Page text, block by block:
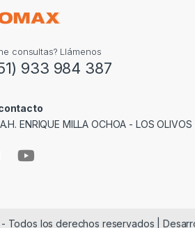
consultas? Llámenos
933 984 387
ENRIQUE MILLA OCHOA - LOS OLIVOS
- Todos los derechos reservados |